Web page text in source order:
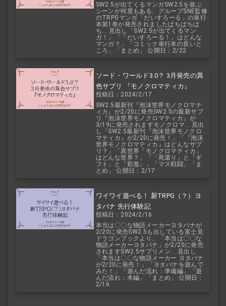
SW2.5が出てくるマンガSW2.5を遊ぶ
シーンが何度もある、グループSNE監修
のTRPGマンガ「だいすろーる」の単行
本第1巻が発売されましたぱちぱちぱ
ち... 見出し「SW2.5が出てくるマン
ガ！」「「だいすろーる！」はどんな
マンガ？」「コミック単行本の良いと
ころ」「まとめ」 公開日：2/22
ソード・ワールド3.0？ 3月発売の異
色サプリ 『モノクロマティカ』
投稿日：2024/2/17
SW2.5最新刊『泡沫世界モノクロマテ
ィカ』が2/20に発売SW2.5の最新サプ
リ『泡沫世界モノクロマティカ』が
3/19に発売されますモノクロマ... 見出
し「SW2.5最新刊『泡沫世界モノクロ
マティカ』が2/20に発売！」「『泡沫
世界モノクロマティカ』はどんなサプ
リ？」「異世界「モノクロマティカ」
はどんな世界？」「「死還り」と「ギ
フト」と「彩濫」」「マス戦闘」「ま
とめ」 公開日：2/17
ワイワイ遊べる！ 新TRPG（？）ヨ
タバナ 先行体験記
投稿日：2024/2/16
本当は〇〇な物語メーカーヨタバナが
2/20に発売SW2.5も出している富士見
ドラゴンブックより、「本当は〇〇な
物語メーカーヨタバナ」が2/20に発売
されますSW2.5サプリメン... 見出し
「本当は〇〇な物語メーカー ヨタバナ
が2/20に発売！」「ヨタバナを遊んで
みた！」「遊んだ流れ：準備編」「遊
んだ流れ：本編」「まとめ」 公開日：
2/16